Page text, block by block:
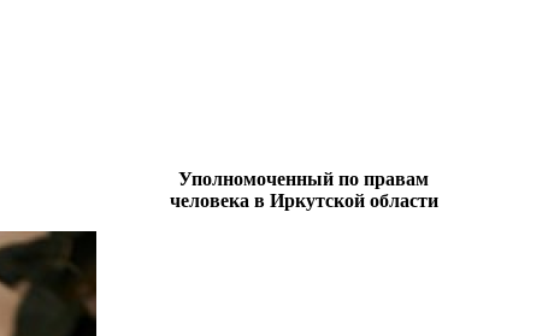
Уполномоченный по правам
человека в Иркутской области